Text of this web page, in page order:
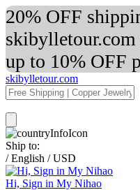
20% OFF
skibylletour.com
up to 10% OFF
skibylletour.com
Ship to:
/ English / USD
Hi, Sign in My Nihao